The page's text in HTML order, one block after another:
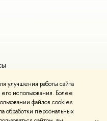
улучшения работы сайта
использования. Более
файлов cookies
обработки персональных